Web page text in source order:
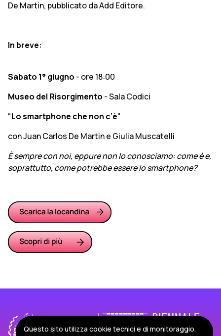
De Martin, pubblicato da Add Editore.
In breve:
Sabato 1° giugno - ore 18:00
Museo del Risorgimento - Sala Codici
"Lo smartphone che non c’è"
con Juan Carlos De Martin e Giulia Muscatelli
È sempre con noi, eppure non lo conosciamo: come è e,
soprattutto, come potrebbe essere lo smartphone?
Questo sito utilizza cookie tecnici e di monitoraggio,